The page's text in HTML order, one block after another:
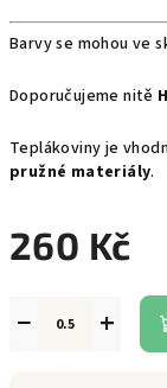
Barvy se mohou ve
Doporučujeme nitě
Teplákoviny je
pružné materiály.
260 Kč
+
−